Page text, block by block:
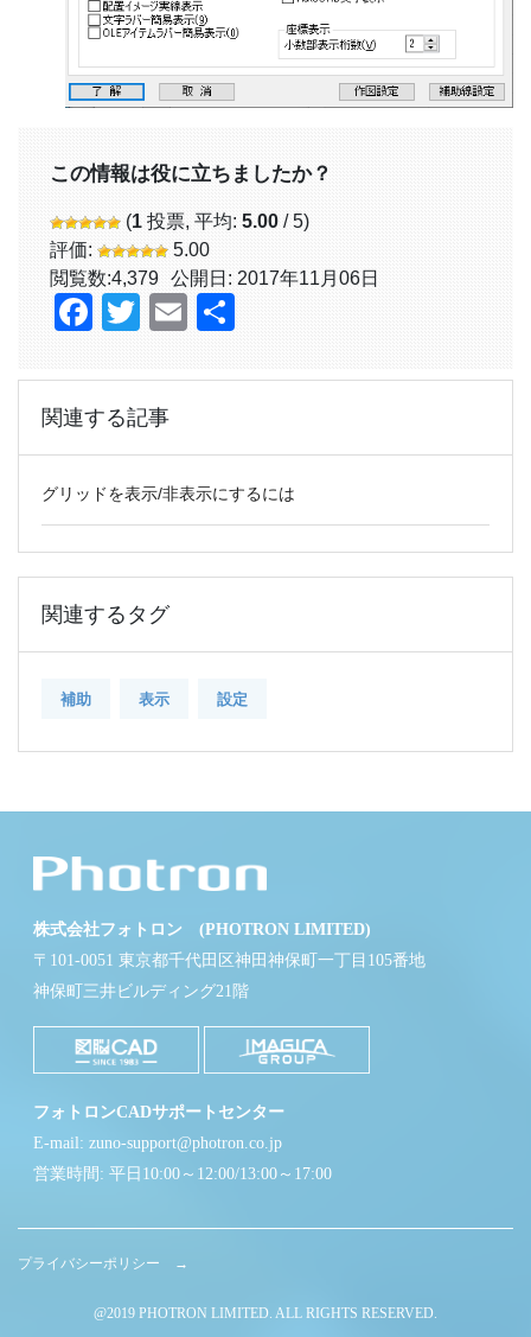
この情報は役に立ちましたか？
(1 投票, 平均: 5.00 / 5)
評価:
5.00
閲覧数:4,379 公開日: 2017年11月06日
Facebook
TwitterEmail
関連する記事
グリッドを表示/非表示にするには
関連するタグ
補助 表示 設定
株式会社フォトロン (PHOTRON LIMITED)
〒101-0051 東京都千代田区神田神保町一丁目105番地
神保町三井ビルディング21階
フォトロンCADサポートセンター
E-mail: zuno-support@photron.co.jp
営業時間: 平日10:00～12:00/13:00～17:00
プライバシーポリシー →
@2019 PHOTRON LIMITED. ALL RIGHTS RESERVED.